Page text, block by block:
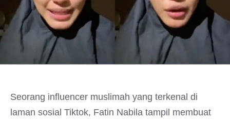
Seorang influencer muslimah yang terkenal di
laman sosial Tiktok, Fatin Nabila tampil membuat